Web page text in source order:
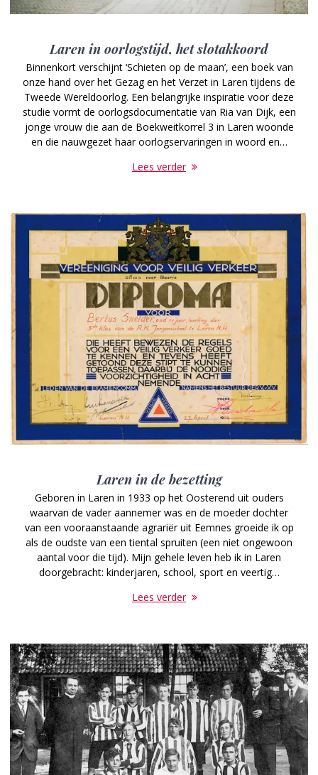
Laren in oorlogstijd, het slotakkoord
Binnenkort verschijnt ‘Schieten op de maan’, een boek van
onze hand over het Gezag en het Verzet in Laren tijdens de
Tweede Wereldoorlog. Een belangrijke inspiratie voor deze
studie vormt de oorlogsdocumentatie van Ria van Dijk, een
jonge vrouw die aan de Boekweitkorrel 3 in Laren woonde
en die nauwgezet haar oorlogservaringen in woord en…
Lees verder
Laren in de bezetting
Geboren in Laren in 1933 op het Oosterend uit ouders
waarvan de vader aannemer was en de moeder dochter
van een vooraanstaande agrariër uit Eemnes groeide ik op
als de oudste van een tiental spruiten (een niet ongewoon
aantal voor die tijd). Mijn gehele leven heb ik in Laren
doorgebracht: kinderjaren, school, sport en veertig…
Lees verder